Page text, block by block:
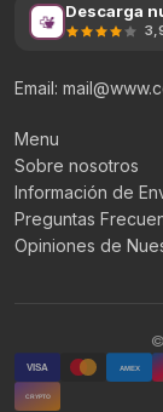
Descarga
Email:
Menu
Sobre nosotros
Información de
Preguntas
Opiniones de
VISA AMEX
CRYPTO